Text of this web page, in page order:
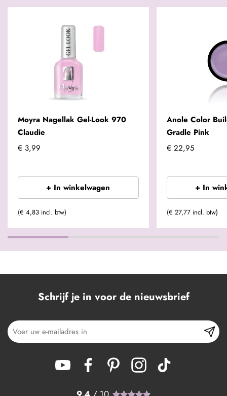
Moyra Nagellak Gel-Look 970
Claudie
€ 3,99
+ In winkelwagen
(€ 4,83 incl. btw)
Anole Color
Gradle Pink
€ 22,95
+ In
(€ 27,77 incl. btw)
Schrijf je in voor de nieuwsbrief